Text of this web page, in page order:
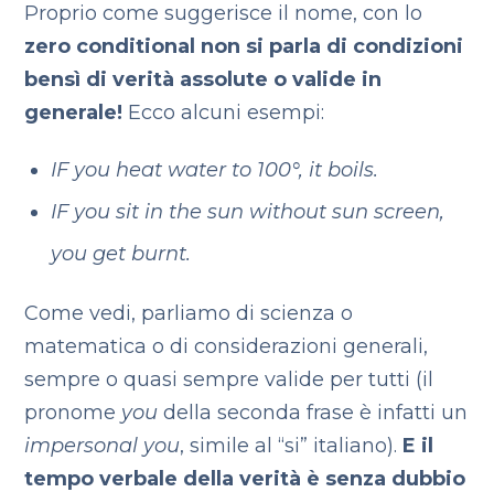
Proprio come suggerisce il nome, con lo
zero conditional non si parla di condizioni
bensì di verità assolute o valide in
generale! Ecco alcuni esempi:
IF you heat water to 100°, it boils.
IF you sit in the sun without sun screen,
you get burnt.
Come vedi, parliamo di scienza o
matematica o di considerazioni generali,
sempre o quasi sempre valide per tutti (il
pronome you della seconda frase è infatti un
impersonal you, simile al “si” italiano). E il
tempo verbale della verità è senza dubbio